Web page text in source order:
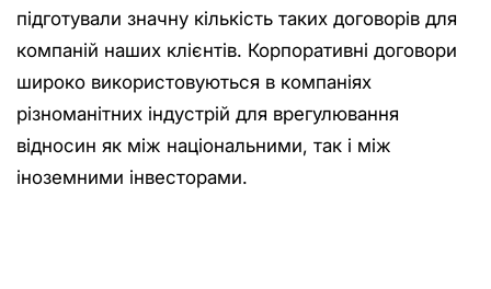
підготували значну кількість таких договорів для
компаній наших клієнтів. Корпоративні договори
широко використовуються в компаніях
різноманітних індустрій для врегулювання
відносин як між національними, так і між
іноземними інвесторами.